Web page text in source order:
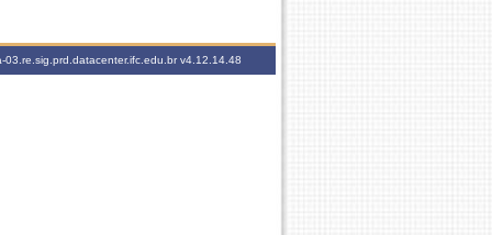
03.re.sig.prd.datacenter.ifc.edu.brv4.12.14.48